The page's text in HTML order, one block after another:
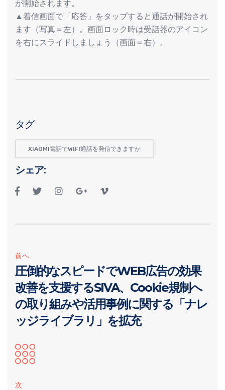
が開始されます。
▲着信画面で「応答」をタップすると通話が開始され
ます（写真＝左）。画面ロック時は受話器のアイコン
を右にスライドしましょう（画面＝右）。
タグ
XIAOMI電話でWIFI通話を発信できますか
シェア:
前へ
圧倒的なスピードでWEB広告の効果
改善を支援するSIVA、Cookie規制へ
の取り組みや活用事例に関する「ナレ
ッジライブラリ」を拡充
次